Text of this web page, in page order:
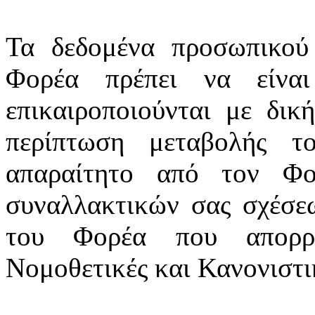
Τα δεδομένα
Φορέα πρέπει να
επικαιροποιούνται με
περίπτωση μεταβολής
απαραίτητο από τον
συναλλακτικών σας
του Φορέα που
Νομοθετικές και